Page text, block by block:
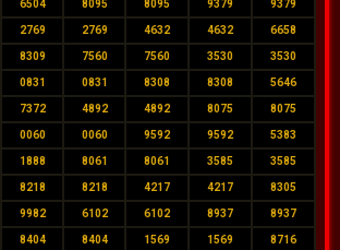
6504 8095 8095 9379 9379
2769 2769 4632 4632 6658
8309 7560 7560 3530 3530
0831 0831 8308 8308 5646
7372 4892 4892 8075 8075
0060 0060 9592 9592 5383
1888 8061 8061 3585 3585
8218 8218 4217 4217 8305
9982 6102 6102 8937 8937
8404 8404 1569 1569 8716